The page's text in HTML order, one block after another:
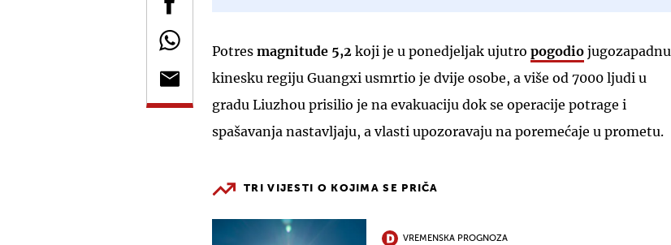
Potres magnitude 5,2 koji je u ponedjeljak ujutro pogodio jugozapadnu
kinesku regiju Guangxi usmrtio je dvije osobe, a više od 7000 ljudi u
gradu Liuzhou prisilio je na evakuaciju dok se operacije potrage i
spašavanja nastavljaju, a vlasti upozoravaju na poremećaje u prometu.
TRI VIJESTI O KOJIMA SE PRIČA
VREMENSKA PROGNOZA